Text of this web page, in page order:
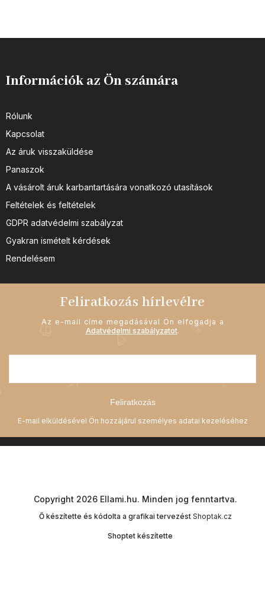
Információk az Ön számára
Rólunk
Kapcsolat
Az áruk visszaküldése
Panaszok
A vásárolt áruk karbantartására vonatkozó utasítások
Feltételek és feltételek
GDPR adatvédelmi szabályzat
Gyakran ismételt kérdések
Rendelésem
Feliratkozás hírlevélre
Az e-mail címe megadásával Ön elfogadja a
Adatvédelmi szabályzatot.
Feliratkozás
Shoptet készítette
Copyright 2026 Ellami.hu. Minden jog fenntartva.
Ő készítette és kódolta a grafikai tervezést Shoptak.cz